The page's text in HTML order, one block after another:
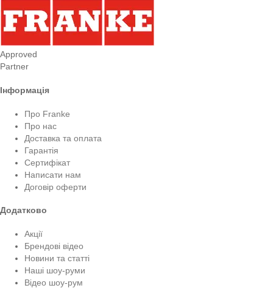
Approved
Partner
Інформація
Про Franke
Про нас
Доставка та оплата
Гарантія
Сертифікат
Написати нам
Договір оферти
Додатково
Акції
Брендові відео
Новини та статті
Наші шоу-руми
Відео шоу-рум